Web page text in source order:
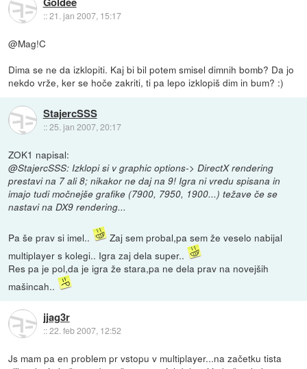
::21. jan 2007, 15:17
@Mag!C
Dima se ne da izklopiti. Kaj bi bil potem smisel dimnih bomb? Da jo
nekdo vrže, ker se hoče zakriti, ti pa lepo izklopiš dim in bum? :)
StajercSSS
::25. jan 2007, 20:17
ZOK1 napisal:
@StajercSSS: Izklopi si v graphic options-> DirectX rendering
prestavi na 7 ali 8; nikakor ne daj na 9! Igra ni vredu spisana in
imajo tudi močnejše grafike (7900, 7950, 1900...) težave če se
nastavi na DX9 rendering...
Pa še prav si imel..
Zaj sem probal,pa sem že veselo nabijal
multiplayer s kolegi.. Igra zaj dela super..
Res pa je pol,da je igra že stara,pa ne dela prav na novejših
mašincah..
jjag3r
::22. feb 2007, 12:52
Js mam pa en problem pr vstopu v multiplayer...na začetku tista